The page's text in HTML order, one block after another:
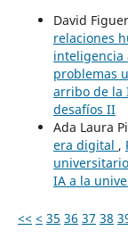
David
relaciones
inteligencia
problemas
arribo de la
desafíos II
Ada Laura
era digital ,
IA a la
<< < 35 36 37 38